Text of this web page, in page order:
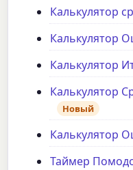
Калькулятор
Калькулятор
Калькулятор
Калькулятор
Новый
Калькулятор
Таймер